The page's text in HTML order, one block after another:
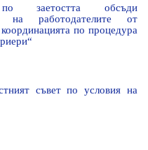
заетостта обсъди
на работодателите от
по процедура
съвет по условия на